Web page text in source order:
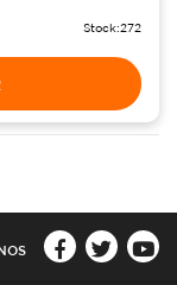
Stock:272